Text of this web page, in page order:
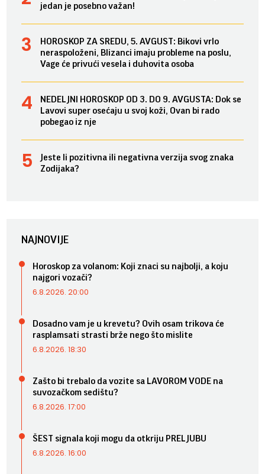
jedan je posebno važan!
HOROSKOP ZA SREDU, 5. AVGUST: Bikovi vrlo
neraspoloženi, Blizanci imaju probleme na poslu,
Vage će privući vesela i duhovita osoba
NEDELJNI HOROSKOP OD 3. DO 9. AVGUSTA: Dok se
Lavovi super osećaju u svoj koži, Ovan bi rado
pobegao iz nje
Jeste li pozitivna ili negativna verzija svog znaka
Zodijaka?
NAJNOVIJE
Horoskop za volanom: Koji znaci su najbolji, a koju
najgori vozači?
6.8.2026. 20:00
Dosadno vam je u krevetu? Ovih osam trikova će
rasplamsati strasti brže nego što mislite
6.8.2026. 18:30
Zašto bi trebalo da vozite sa LAVOROM VODE na
suvozačkom sedištu?
6.8.2026. 17:00
ŠEST signala koji mogu da otkriju PRELJUBU
6.8.2026. 16:00